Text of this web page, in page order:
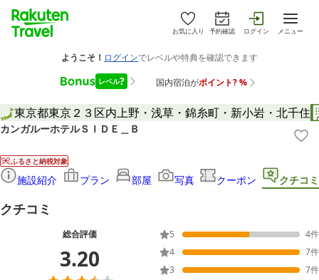
お気に入り 予約確認 ログイン メニュー
東京都東京２３区内上野・浅草・錦糸町・新小岩・北千住
カンガルーホテルＳＩＤＥ＿Ｂ
ふるさと納税対象
施設紹介 プラン 部屋 写真 クーポン クチコミ
クチコミ
総合評価
3.20
5 4件
4
7件
3
7件